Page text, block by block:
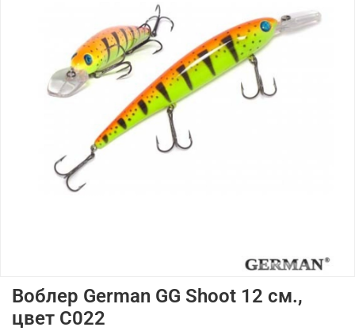
Воблер German GG Shoot 12 см.,
цвет C022